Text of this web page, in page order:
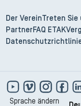
Der Verein Treten
Partner FAQ ETAK
Sprache ändern